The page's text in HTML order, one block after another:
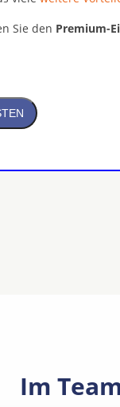
Sie den Premium-
Im